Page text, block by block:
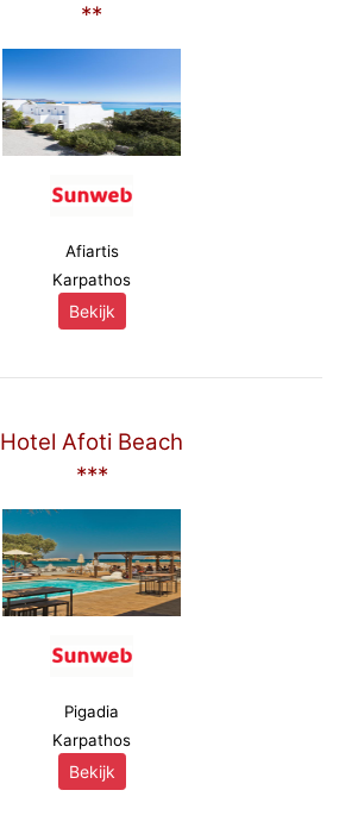
**
Afiartis
Karpathos
Bekijk
Hotel Afoti Beach
***
Pigadia
Karpathos
Bekijk